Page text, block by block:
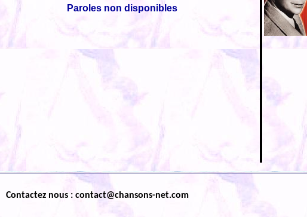
Paroles non disponibles
Contactez nous : contact@chansons-net.com